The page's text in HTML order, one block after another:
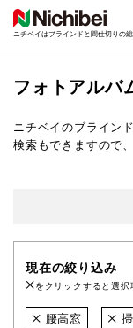
ニチベイはブラインドと間仕切りの
フォトアルバ
ニチベイのブライン
検索もできますので
現在の絞り込み
をクリックすると選択
腰高窓